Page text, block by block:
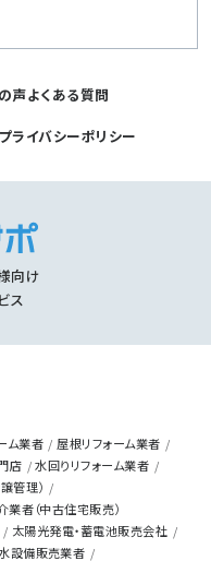
声よくある質問
プライバシーポリシー
向け
ス
ム業者
屋根リフォーム業者
店
水回りリフォーム業者
管理）
業者（中古住宅販売）
太陽光発電・蓄電池販売会社
設備販売業者